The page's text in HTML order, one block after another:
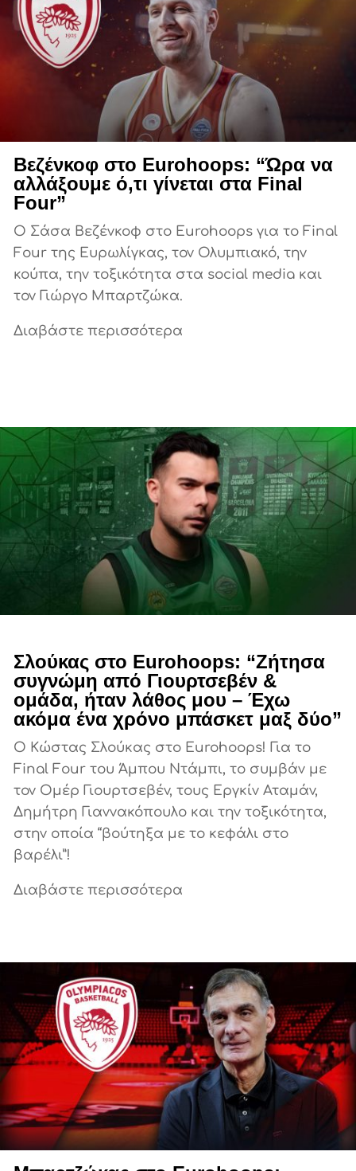
Βεζένκοφ στο Eurohoops: “Ώρα να
αλλάξουμε ό,τι γίνεται στα Final
Four”
Ο Σάσα Βεζένκοφ στο Eurohoops για το Final
Four της Ευρωλίγκας, τον Ολυμπιακό, την
κούπα, την τοξικότητα στα social media και
τον Γιώργο Μπαρτζώκα.
Διαβάστε περισσότερα
Σλούκας στο Eurohoops: “Ζήτησα
συγνώμη από Γιουρτσεβέν &
ομάδα, ήταν λάθος μου – Έχω
ακόμα ένα χρόνο μπάσκετ μαξ δύο”
Ο Κώστας Σλούκας στο Eurohoops! Για το
Final Four του Άμπου Ντάμπι, το συμβάν με
τον Ομέρ Γιουρτσεβέν, τους Εργκίν Αταμάν,
Δημήτρη Γιαννακόπουλο και την τοξικότητα,
στην οποία “βούτηξα με το κεφάλι στο
βαρέλι”!
Διαβάστε περισσότερα